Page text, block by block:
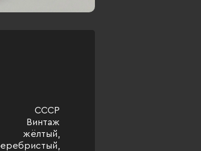
СССР
Винтаж
жёлтый,